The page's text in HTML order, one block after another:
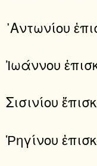
᾿Αντωνίου
Ἰωάννου
Σισινίου
Ῥηγίνου